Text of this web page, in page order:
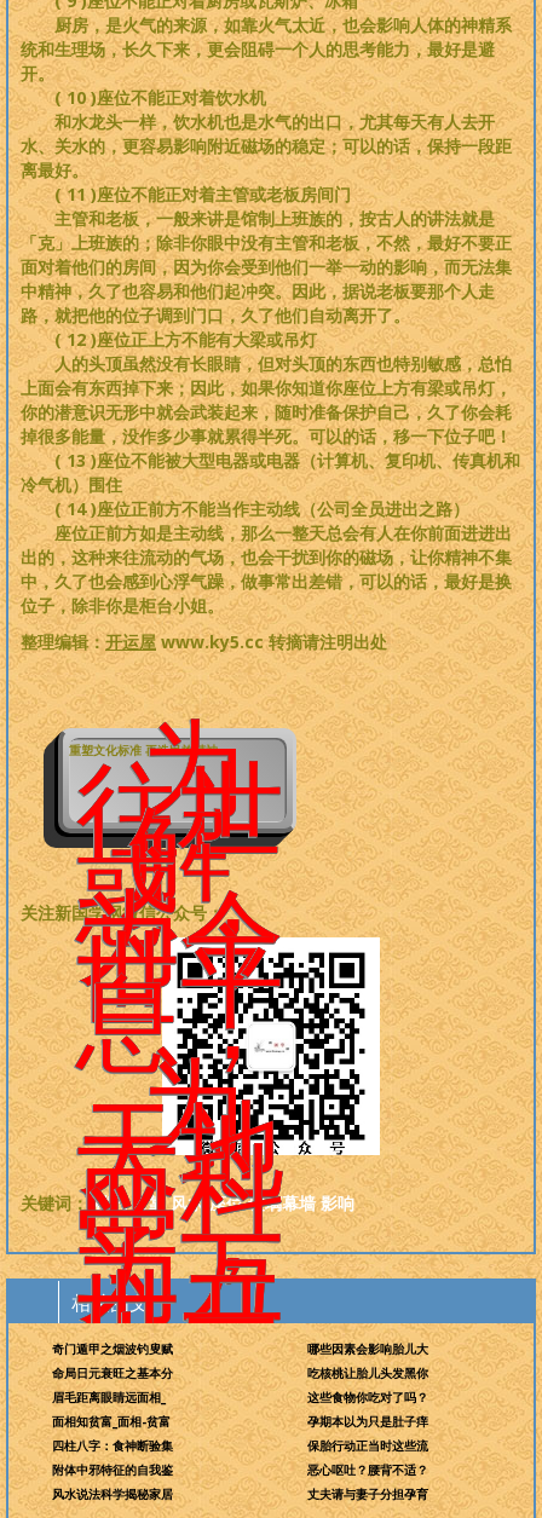
厨房，是火气的来源，如靠火气太近，也会影响人体的神精系
统和生理场，长久下来，更会阻碍一个人的思考能力，最好是避
开。
( 10 )座位不能正对着饮水机
和水龙头一样，饮水机也是水气的出口，尤其每天有人去开
水、关水的，更容易影响附近磁场的稳定；可以的话，保持一段距
离最好。
( 11 )座位不能正对着主管或老板房间门
主管和老板，一般来讲是馆制上班族的，按古人的讲法就是
「克」上班族的；除非你眼中没有主管和老板，不然，最好不要正
面对着他们的房间，因为你会受到他们一举一动的影响，而无法集
中精神，久了也容易和他们起冲突。因此，据说老板要那个人走
路，就把他的位子调到门口，久了他们自动离开了。
( 12 )座位正上方不能有大梁或吊灯
人的头顶虽然没有长眼睛，但对头顶的东西也特别敏感，总怕
上面会有东西掉下来；因此，如果你知道你座位上方有梁或吊灯，
你的潜意识无形中就会武装起来，随时准备保护自己，久了你会耗
掉很多能量，没作多少事就累得半死。可以的话，移一下位子吧！
( 13 )座位不能被大型电器或电器（计算机、复印机、传真机和
冷气机）围住
( 14 )座位正前方不能当作主动线（公司全员进出之路）
座位正前方如是主动线，那么一整天总会有人在你前面进进出
出的，这种来往流动的气场，也会干扰到你的磁场，让你精神不集
中，久了也会感到心浮气躁，做事常出差错，可以的话，最好是换
位子，除非你是柜台小姐。
整理编辑：开运屋www.ky5.cc 转摘请注明出处
重塑文化标准 再造民族精神
为
往世
解
惑，
为今
世平
息，
为
天地
而科
学，
为万
世开
太平
关注新国学网微信公众号：
关键词： 秽气 背靠 风水 座位 玻璃幕墙 影响
相关图文
奇门遁甲之烟波钓叟赋
命局日元衰旺之基本分
眉毛距离眼睛远面相_
面相知贫富_面相-贫富
四柱八字：食神断验集
附体中邪特征的自我鉴
风水说法科学揭秘家居
哪些因素会影响胎儿大
吃核桃让胎儿头发黑你
这些食物你吃对了吗？
孕期本以为只是肚子痒
保胎行动正当时这些流
恶心呕吐？腰背不适？
丈夫请与妻子分担孕育